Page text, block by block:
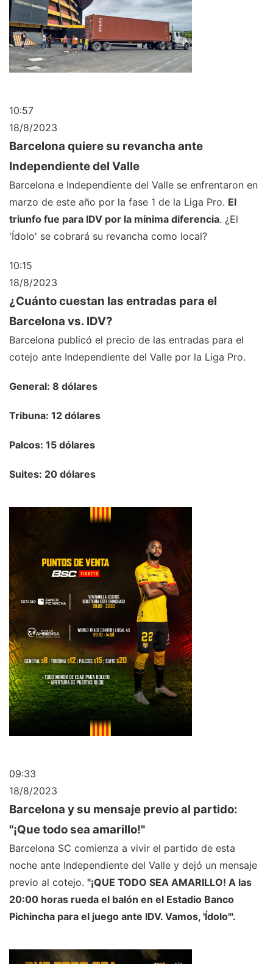
10:57
18/8/2023
Barcelona quiere su revancha ante
Independiente del Valle
Barcelona e Independiente del Valle se enfrentaron en
marzo de este año por la fase 1 de la Liga Pro. El
triunfo fue para IDV por la mínima diferencia. ¿El
'Ídolo' se cobrará su revancha como local?
10:15
18/8/2023
¿Cuánto cuestan las entradas para el
Barcelona vs. IDV?
Barcelona publicó el precio de las entradas para el
cotejo ante Independiente del Valle por la Liga Pro.
General: 8 dólares
Tribuna: 12 dólares
Palcos: 15 dólares
Suites: 20 dólares
09:33
18/8/2023
Barcelona y su mensaje previo al partido:
"¡Que todo sea amarillo!"
Barcelona SC comienza a vivir el partido de esta
noche ante Independiente del Valle y dejó un mensaje
previo al cotejo. "¡QUE TODO SEA AMARILLO! A las
20:00 horas rueda el balón en el Estadio Banco
Pichincha para el juego ante IDV. Vamos, 'Ídolo'".